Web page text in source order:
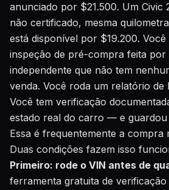
anunciado por $21.500. Um Civic
não certificado, mesma
está disponível por $19.200.
inspeção de pré-compra feita por
independente que não tem
venda. Você roda um relatório de
Você tem verificação
estado real do carro — e guardou
Essa é frequentemente a compra
Duas condições fazem isso
Primeiro: rode o VIN antes de
ferramenta gratuita de